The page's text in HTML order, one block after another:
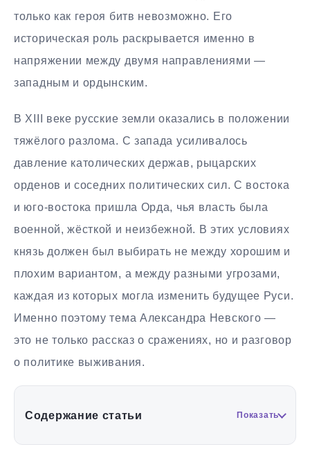
только как героя битв невозможно. Его
историческая роль раскрывается именно в
напряжении между двумя направлениями —
западным и ордынским.
В XIII веке русские земли оказались в положении
тяжёлого разлома. С запада усиливалось
давление католических держав, рыцарских
орденов и соседних политических сил. С востока
и юго-востока пришла Орда, чья власть была
военной, жёсткой и неизбежной. В этих условиях
князь должен был выбирать не между хорошим и
плохим вариантом, а между разными угрозами,
каждая из которых могла изменить будущее Руси.
Именно поэтому тема Александра Невского —
это не только рассказ о сражениях, но и разговор
о политике выживания.
Содержание статьи Показать